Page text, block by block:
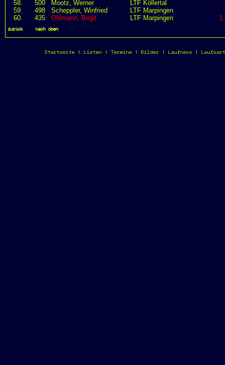
58. 500 Mootz, Werner
LTF Köllertal
59.
498 Scheppler, Winfried
LTF Marpingen
60.
435 Ohlmann, Birgit LTF Marpingen
zurück nach oben
Startseite Listen Termine Bilder Laufnews Laufwart